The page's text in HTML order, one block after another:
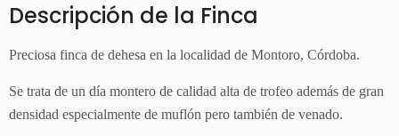
Descripción de la Finca
Preciosa finca de dehesa en la localidad de Montoro, Córdoba.
Se trata de un día montero de calidad alta de trofeo además de gran
densidad especialmente de muflón pero también de venado.